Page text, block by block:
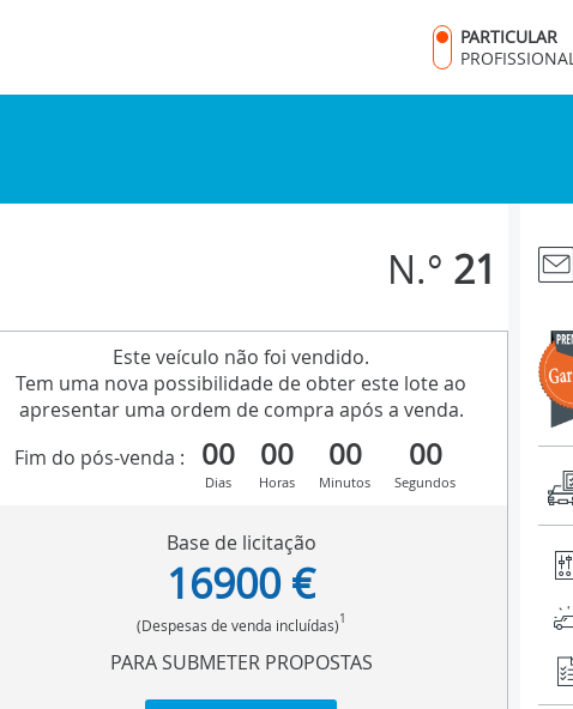
PARTICULAR
PROFISSIONAL
N.° 21
Este veículo não foi vendido.
Tem uma nova possibilidade de obter este lote ao
apresentar uma ordem de compra após a venda.
Fim do pós-venda :
00
Dias
00
Horas
00
Minutos
00
Segundos
Base de licitação
16900 €
(Despesas de venda incluídas)1
PARA SUBMETER PROPOSTAS